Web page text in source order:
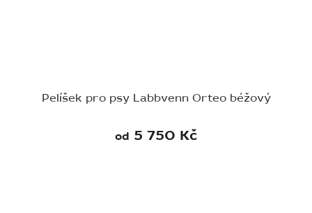
Pelíšek pro psy Labbvenn Orteo béžový
od 5 750 Kč